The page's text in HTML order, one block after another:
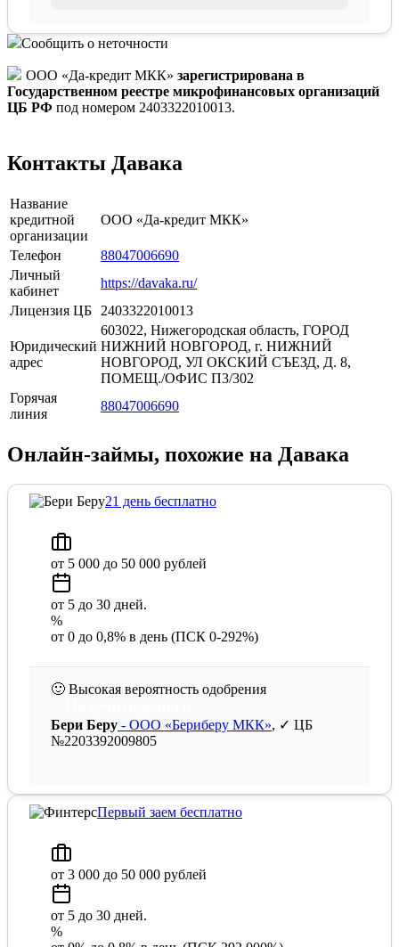
Сообщить о неточности
ООО «Да-кредит МКК» зарегистрирована в
Государственном реестре микрофинансовых организаций
ЦБ РФ под номером 2403322010013.
Контакты Давака
Название
кредитной
организации
ООО «Да-кредит МКК»
Телефон
88047006690
Личный
кабинет
https://davaka.ru/
Лицензия ЦБ
2403322010013
Юридический
адрес
603022, Нижегородская область, ГОРОД
НИЖНИЙ НОВГОРОД, г. НИЖНИЙ
НОВГОРОД, УЛ ОКСКИЙ СЪЕЗД, Д. 8,
ПОМЕЩ./ОФИС П3/302
Горячая
линия
88047006690
Онлайн-займы, похожие на Давака
21 день бесплатно
от 5 000 до 50 000 рублей
от 5 до 30 дней.
%
от 0 до 0,8% в день (ПСК 0-292%)
🙂 Высокая вероятность одобрения
Бери Беру - ООО «Бериберу МКК», ✓ ЦБ
№2203392009805
Первый заем бесплатно
от 3 000 до 50 000 рублей
от 5 до 30 дней.
%